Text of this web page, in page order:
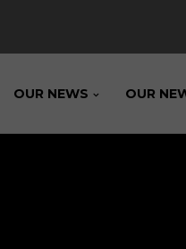
OUR NEWS OUR